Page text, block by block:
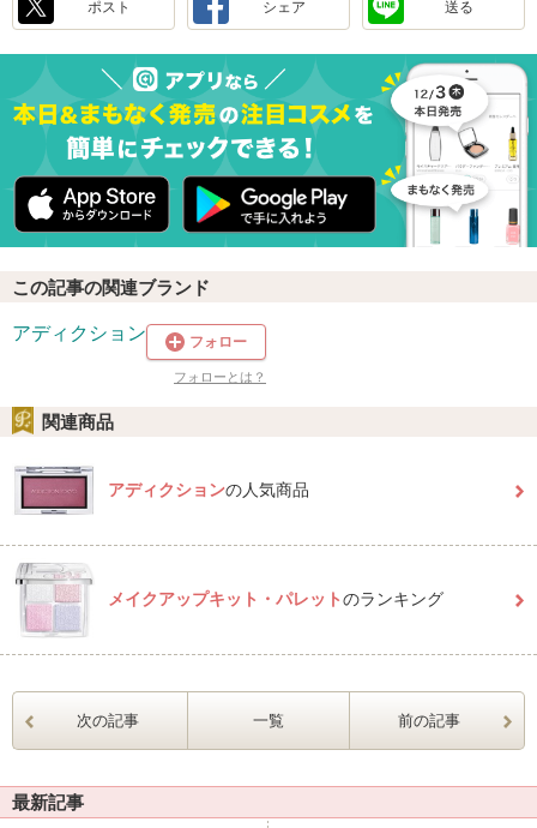
ポスト シェア 送る
この記事の関連ブランド
アディクション フォロー
フォローとは？
関連商品
アディクションの人気商品
メイクアップキット・パレットのランキング
次の記事 一覧 前の記事
最新記事